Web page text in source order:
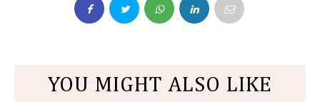
YOU MIGHT ALSO LIKE